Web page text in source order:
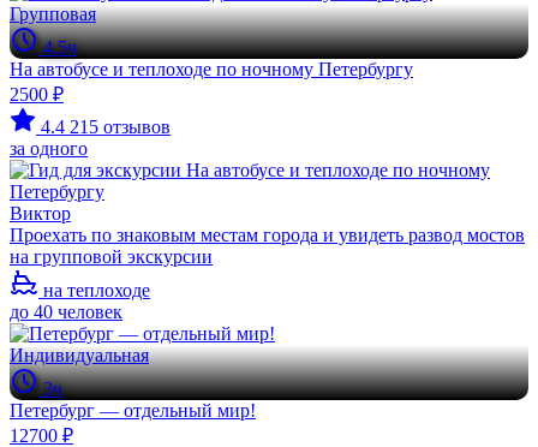
Групповая
4.5ч
На автобусе и теплоходе по ночному Петербургу
2500 ₽
4.4 215 отзывов
за одного
Виктор
Проехать по знаковым местам города и увидеть развод мостов
на групповой экскурсии
на теплоходе
до 40 человек
Индивидуальная
3ч
Петербург — отдельный мир!
12700 ₽